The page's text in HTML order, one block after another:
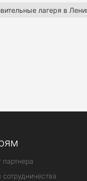
лагеря в
партнера
сотрудничества